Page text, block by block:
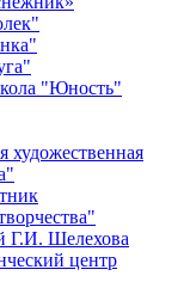
"Юность"
Г.И. Шелехова
центр